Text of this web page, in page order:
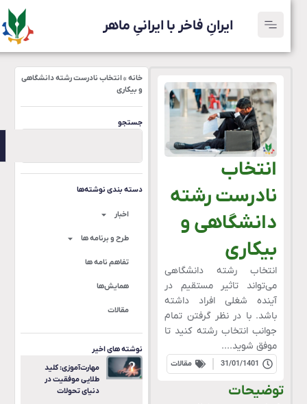
ایرانِ فاخر با ایرانیِ ماهر
انتخاب
نادرست رشته
دانشگاهی و
بیکاری
انتخاب رشته دانشگاهی
می‌تواند تاثیر مستقیم در
آینده شغلی افراد داشته
باشد. با در نظر گرفتن تمام
جوانب انتخاب رشته کنید تا
موفق شوید....
31/01/1401 مقالات
توضیحات
»انتخاب نادرست رشته دانشگاهی
و بیکاری
جستجو
دسته بندی نوشته‌ها
طرح و برنامه ها
تفاهم نامه ها
همایش‌ها
مقالات
نوشته های اخیر
مهارت‌آموزی: کلید
طلایی موفقیت در
دنیای تحولات